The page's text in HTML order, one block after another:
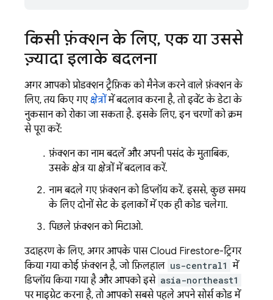
किसी फ़ंक्शन के लिए, एक या उससे
ज़्यादा इलाके बदलना
अगर आपको प्रोडक्शन ट्रैफ़िक को मैनेज करने वाले फ़ंक्शन के
लिए, तय किए गएक्षेत्रोंमें बदलाव करना है, तो इवेंट के डेटा के
नुकसान को रोका जा सकता है. इसके लिए, इन चरणों को क्रम
से पूरा करें:
फ़ंक्शन का नाम बदलें और अपनी पसंद के मुताबिक,
उसके क्षेत्र या क्षेत्रों में बदलाव करें.
नाम बदले गए फ़ंक्शन को डिप्लॉय करें. इससे, कुछ समय
के लिए दोनों सेट के इलाकों में एक ही कोड चलेगा.
पिछले फ़ंक्शन को मिटाओ.
उदाहरण के लिए, अगर आपके पासCloud Firestore-ट्रिगर
किया गया कोई फ़ंक्शन है, जो फ़िलहाल us-central1 में
डिप्लॉय किया गया है और आपको इसे asia-northeast1
पर माइग्रेट करना है, तो आपको सबसे पहले अपने सोर्स कोड में